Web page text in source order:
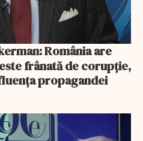
frânată de corupție,
propagandei